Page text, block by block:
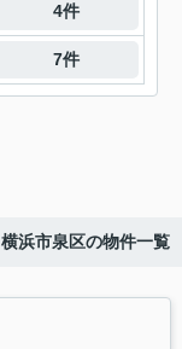
4件
7件
横浜市泉区の物件一覧